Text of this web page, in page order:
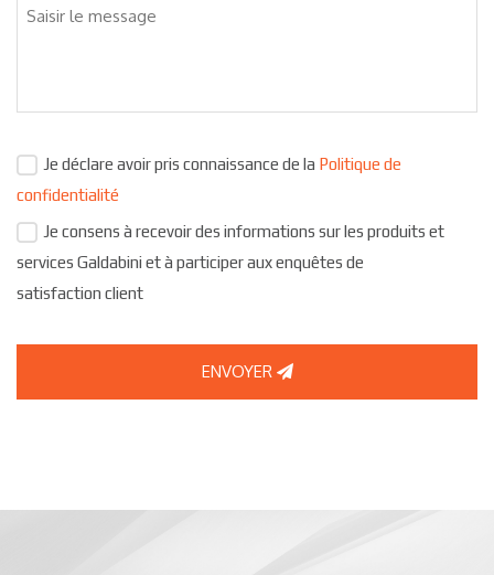
Je déclare avoir pris connaissance de la Politique de
confidentialité
Je consens à recevoir des informations sur les produits et
services Galdabini et à participer aux enquêtes de
satisfaction client
ENVOYER